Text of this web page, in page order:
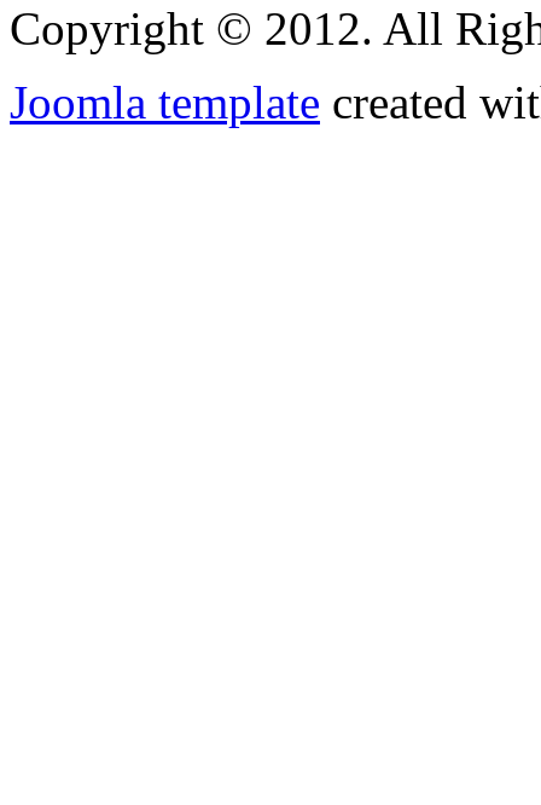
Copyright © 2012. All
Joomla template created